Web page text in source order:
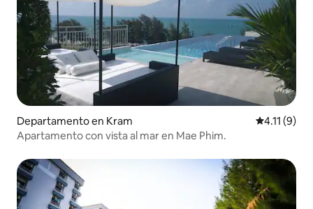
Departamento en Kram Calificación
4.11 (9)
Apartamento con vista al mar en Mae Phim.